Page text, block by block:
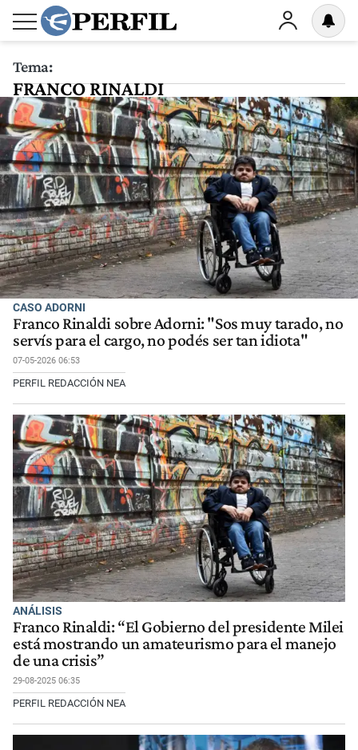
Tema:
FRANCO RINALDI
CASO ADORNI
Franco Rinaldi sobre Adorni: "Sos muy tarado, no
servís para el cargo, no podés ser tan idiota"
07-05-2026 06:53
PERFIL REDACCIÓN NEA
ANÁLISIS
Franco Rinaldi: “El Gobierno del presidente Milei
está mostrando un amateurismo para el manejo
de una crisis”
29-08-2025 06:35
PERFIL REDACCIÓN NEA